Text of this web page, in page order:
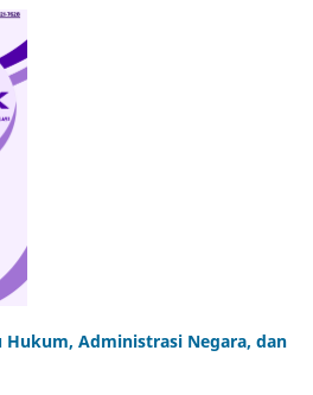
Hukum, Administrasi Negara, dan